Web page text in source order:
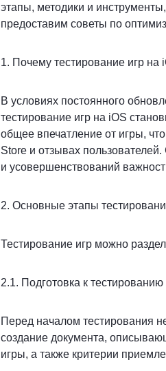
этапы, методики и
предоставим советы по
1. Почему тестирование игр на
В условиях постоянного
тестирование игр на iOS
общее впечатление от игры,
Store и отзывах
и усовершенствований
2. Основные этапы
Тестирование игр можно
2.1. Подготовка к тестированию
Перед началом тестирования
создание документа,
игры, а также критерии